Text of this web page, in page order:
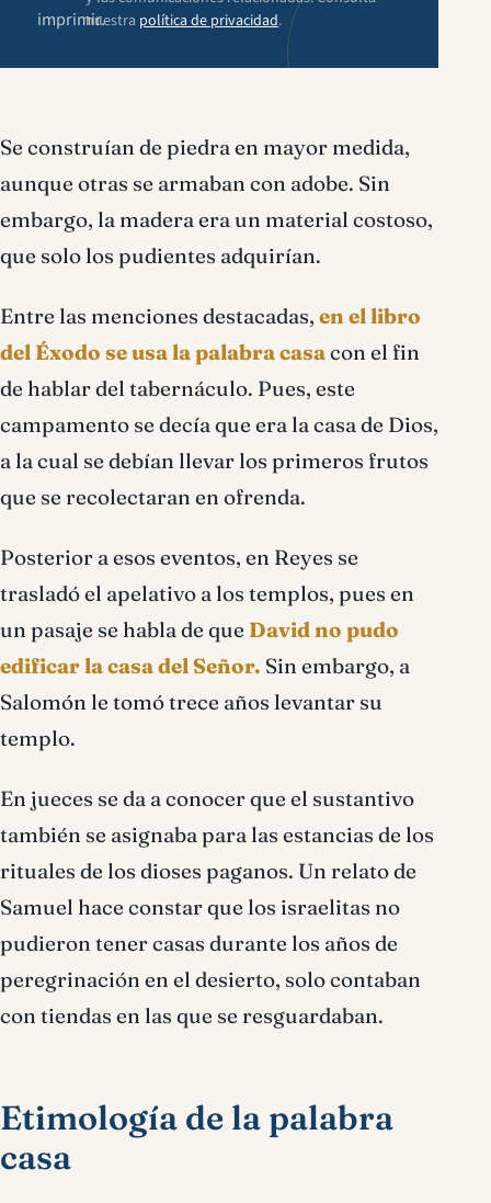
imprimir.nuestra política de privacidad.
Se construían de piedra en mayor medida,
aunque otras se armaban con adobe. Sin
embargo, la madera era un material costoso,
que solo los pudientes adquirían.
Entre las menciones destacadas, en el libro
del Éxodo se usa la palabra casacon el fin
de hablar del tabernáculo. Pues, este
campamento se decía que era la casa de Dios,
a la cual se debían llevar los primeros frutos
que se recolectaran en ofrenda.
Posterior a esos eventos, en Reyes se
trasladó el apelativo a los templos, pues en
un pasaje se habla de que David no pudo
edificar la casa del Señor. Sin embargo, a
Salomón le tomó trece años levantar su
templo.
En jueces se da a conocer que el sustantivo
también se asignaba para las estancias de los
rituales de los dioses paganos. Un relato de
Samuel hace constar que los israelitas no
pudieron tener casas durante los años de
peregrinación en el desierto, solo contaban
con tiendas en las que se resguardaban.
Etimología de la palabra
casa